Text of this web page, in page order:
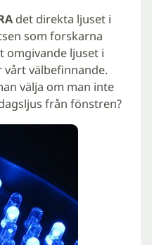
det direkta ljuset i
som forskarna
omgivande ljuset i
välbefinnande.
välja om man inte
från fönstren?